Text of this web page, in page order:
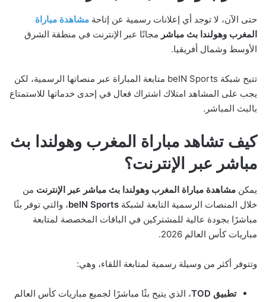
حتى الآن، لا توجد أي إعلانات رسمية عن إتاحة مشاهدة مباراة
المغرب وهولندا بث مباشر مجانًا عبر الإنترنت في منطقة الشرق
الأوسط وشمال أفريقيا.
تتيح شبكة beIN Sports متابعة المباراة عبر منصاتها الرسمية، لكن
يجب على المشاهد امتلاك اشتراك فعال في إحدى خدماتها للاستمتاع
بالبث المباشر.
كيف تشاهد مباراة المغرب وهولندا بث
مباشر عبر الإنترنت؟
يمكن مشاهدة مباراة المغرب وهولندا بث مباشر عبر الإنترنت من
خلال المنصات الرسمية التابعة لشبكة beIN Sports، والتي توفر بثًا
مباشرًا بجودة عالية للمشتركين في الباقات المخصصة لمتابعة
مباريات كأس العالم 2026.
وتتوفر أكثر من وسيلة رسمية لمتابعة اللقاء، وهي:
تطبيق TOD
، الذي يتيح بثًا مباشرًا لجميع مباريات كأس العالم